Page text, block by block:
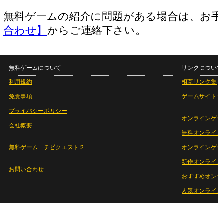
無料ゲームの紹介に問題がある場合は、お
合わせ】 からご連絡下さい。
無料ゲームについて
利用規約
免責事項
プライバシーポリシー
会社概要
無料ゲーム チビクエスト２
お問い合わせ
リンクについ
相互リンク集
ゲームサイト
オンラインゲ
無料オンライ
オンライン
新作オンライ
おすすめオ
人気オンラ